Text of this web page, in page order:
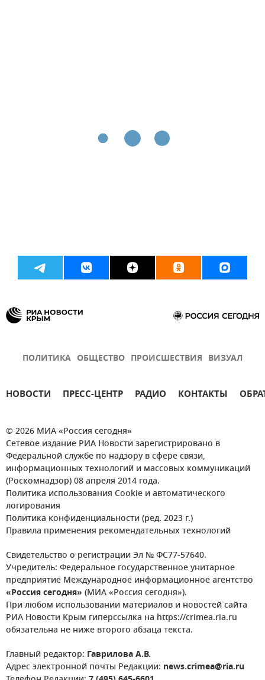
ПОЛИТИКА ОБЩЕСТВО ПРОИСШЕСТВИЯ ВИЗУАЛ
НОВОСТИ ПРЕСС-ЦЕНТР РАДИО КОНТАКТЫ
© 2026 МИА «Россия сегодня»
Сетевое издание РИА Новости зарегистрировано в
Федеральной службе по надзору в сфере связи,
информационных технологий и массовых коммуникаций
(Роскомнадзор) 08 апреля 2014 года.
Политика использования Cookie и автоматического
логирования
Политика конфиденциальности (ред. 2023 г.)
Правила применения рекомендательных технологий
Свидетельство о регистрации Эл № ФС77-57640.
Учредитель: Федеральное государственное унитарное
предприятие Международное информационное агентство
«Россия сегодня» (МИА «Россия сегодня»).
При любом использовании материалов и новостей сайта
РИА Новости Крым гиперссылка на https://crimea.ria.ru
обязательна не ниже второго абзаца текста.
Главный редактор: Гаврилова А.В.
Адрес электронной почты Редакции: news.crimea@ria.ru